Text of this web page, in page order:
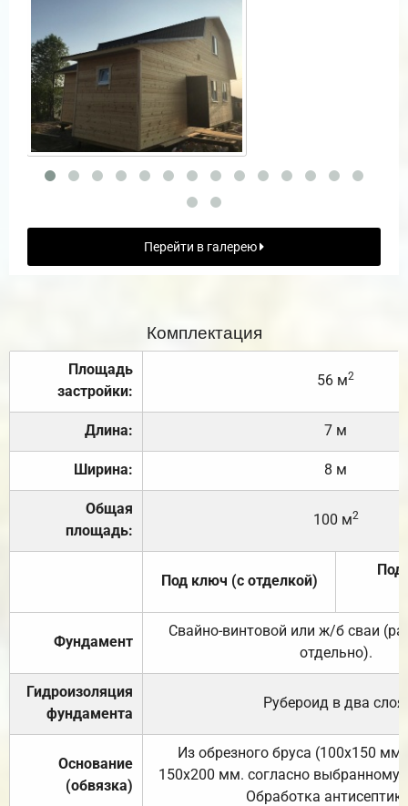
Перейти в галерею
Комплектация
Площадь
застройки:
56 м2
Длина: 7 м
Ширина: 8 м
Общая
площадь:
100 м2
Под ключ (с отделкой)
Под
Фундамент
Свайно-винтовой или ж/б сваи
отдельно).
Гидроизоляция
фундамента
Рубероид в два слоя.
Основание
(обвязка)
Из обрезного бруса (100х150
150х200 мм. согласно выбранному
Обработка